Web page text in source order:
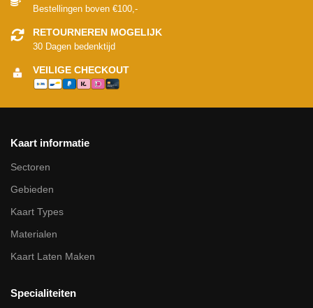
Bestellingen boven €100,-
RETOURNEREN MOGELIJK
30 Dagen bedenktijd
VEILIGE CHECKOUT
Kaart informatie
Sectoren
Gebieden
Kaart Types
Materialen
Kaart Laten Maken
Specialiteiten